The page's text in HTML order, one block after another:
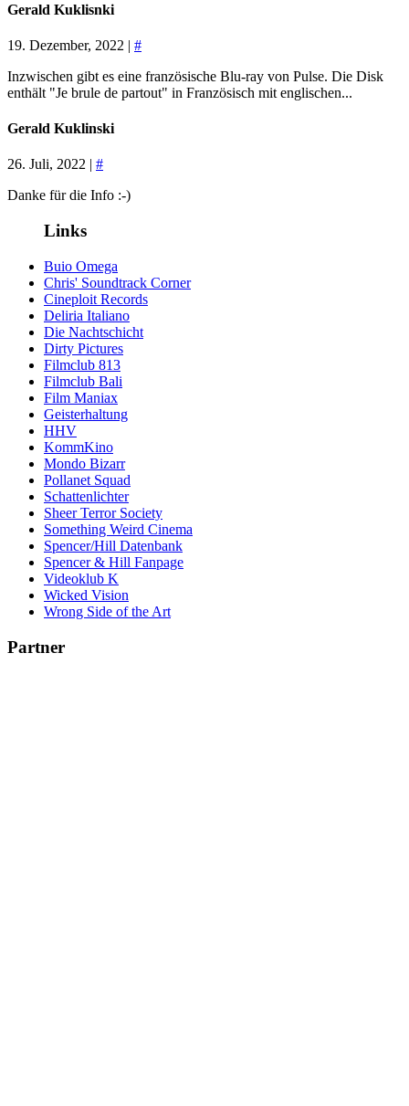
Gerald Kuklisnki
19. Dezember, 2022 | #
Inzwischen gibt es eine französische Blu-ray von Pulse. Die Disk
enthält "Je brule de partout" in Französisch mit englischen...
Gerald Kuklinski
26. Juli, 2022 | #
Danke für die Info :-)
Links
Buio Omega
Chris' Soundtrack Corner
Cineploit Records
Deliria Italiano
Die Nachtschicht
Dirty Pictures
Filmclub 813
Filmclub Bali
Film Maniax
Geisterhaltung
HHV
KommKino
Mondo Bizarr
Pollanet Squad
Schattenlichter
Sheer Terror Society
Something Weird Cinema
Spencer/Hill Datenbank
Spencer & Hill Fanpage
Videoklub K
Wicked Vision
Wrong Side of the Art
Partner